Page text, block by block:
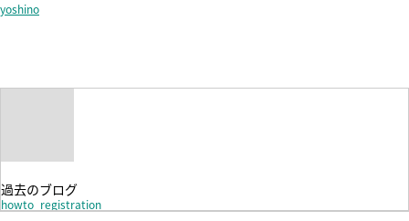
yoshino
過去のブログ
howto_registration